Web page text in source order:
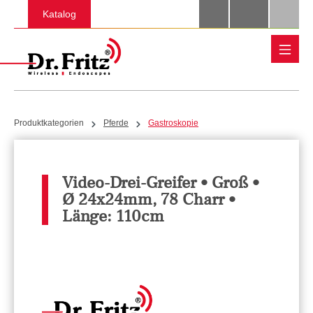
Zum Hauptinhalt springen
Katalog
Produktkategorien Pferde Gastroskopie
Video-Drei-Greifer • Groß •
Ø 24x24mm, 78 Charr •
Länge: 110cm